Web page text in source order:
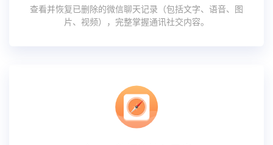
查看并恢复已删除的微信聊天记录（包括文字、语音、图
片、视频），完整掌握通讯社交内容。